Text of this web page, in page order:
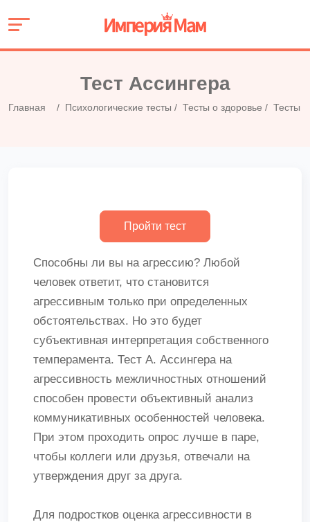
Тест Ассингера
Главная Психологические тесты Тесты о здоровье Тесты
Способны ли вы на агрессию? Любой
человек ответит, что становится
агрессивным только при определенных
обстоятельствах. Но это будет
субъективная интерпретация собственного
темперамента. Тест А. Ассингера на
агрессивность межличностных отношений
способен провести объективный анализ
коммуникативных особенностей человека.
При этом проходить опрос лучше в паре,
чтобы коллеги или друзья, отвечали на
утверждения друг за друга.
Для подростков оценка агрессивности в